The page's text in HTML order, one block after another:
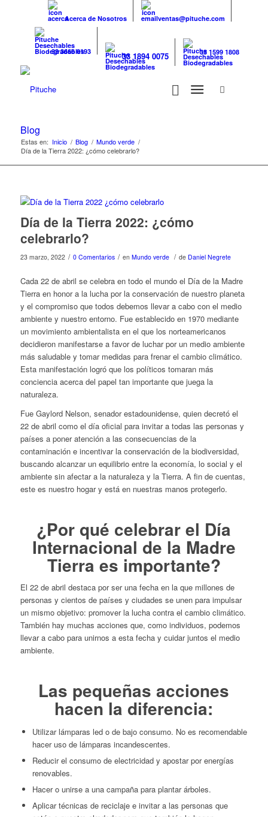
Acerca de Nosotros ventas@pituche.com
33 3666 0193 33 1894 0075 33 1599 1808
Blog
Estas en: Inicio / Blog / Mundo verde /
Día de la Tierra 2022: ¿cómo celebrarlo?
Día de la Tierra 2022: ¿cómo
celebrarlo?
23 marzo, 2022 / 0 Comentarios / en Mundo verde / de Daniel Negrete
Cada 22 de abril se celebra en todo el mundo el Día de la Madre
Tierra en honor a la lucha por la conservación de nuestro planeta
y el compromiso que todos debemos llevar a cabo con el medio
ambiente y nuestro entorno. Fue establecido en 1970 mediante
un movimiento ambientalista en el que los norteamericanos
decidieron manifestarse a favor de luchar por un medio ambiente
más saludable y tomar medidas para frenar el cambio climático.
Esta manifestación logró que los políticos tomaran más
conciencia acerca del papel tan importante que juega la
naturaleza.
Fue Gaylord Nelson, senador estadounidense, quien decretó el
22 de abril como el día oficial para invitar a todas las personas y
países a poner atención a las consecuencias de la
contaminación e incentivar la conservación de la biodiversidad,
buscando alcanzar un equilibrio entre la economía, lo social y el
ambiente sin afectar a la naturaleza y la Tierra. A fin de cuentas,
este es nuestro hogar y está en nuestras manos protegerlo.
¿Por qué celebrar el Día
Internacional de la Madre
Tierra es importante?
El 22 de abril destaca por ser una fecha en la que millones de
personas y cientos de países y ciudades se unen para impulsar
un mismo objetivo: promover la lucha contra el cambio climático.
También hay muchas acciones que, como individuos, podemos
llevar a cabo para unirnos a esta fecha y cuidar juntos el medio
ambiente.
Las pequeñas acciones
hacen la diferencia:
Utilizar lámparas led o de bajo consumo. No es recomendable
hacer uso de lámparas incandescentes.
Reducir el consumo de electricidad y apostar por energías
renovables.
Hacer o unirse a una campaña para plantar árboles.
Aplicar técnicas de reciclaje e invitar a las personas que